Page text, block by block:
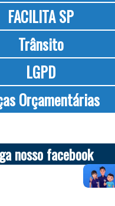
FACILITA SP
Trânsito
LGPD
Orçamentárias
nosso facebook